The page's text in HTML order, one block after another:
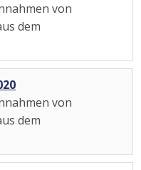
von
dem
von
dem